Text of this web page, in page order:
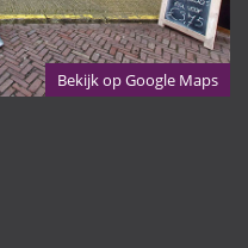
Bekijk op Google Maps